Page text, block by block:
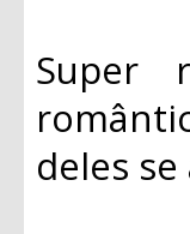
Super
deles